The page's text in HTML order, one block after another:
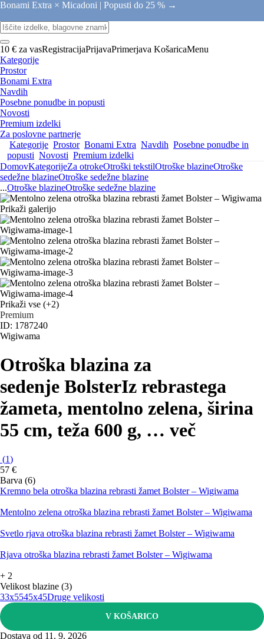
Bonami Extra × Micadoni | Popusti do 25 % →
10 € za vasRegistracijaPrijavaPrimerjava KošaricaMenu
Kategorije
Prostor
Bonami Extra
Navdih
Posebne ponudbe in popusti
Novosti
Premium izdelki
Za poslovne partnerje
Kategorije Prostor Bonami Extra Navdih Posebne ponudbe in
popusti Novosti Premium izdelki
DomovKategorijeZa otrokeOtroški tekstilOtroške blazineOtroške
sedežne blazineOtroške sedežne blazine
...Otroške blazineOtroške sedežne blazine
Prikaži galerijo
Prikaži vse (+2)
Premium
ID: 1787240
Wigiwama
Otroška blazina za
sedenje BolsterIz rebrastega
žameta, mentolno zelena, širina
55 cm, teža 600 g, … več
(1)
57 €
Barva (6)
Kremno bela otroška blazina rebrasti žamet Bolster – Wigiwama
Mentolno zelena otroška blazina rebrasti žamet Bolster – Wigiwama
Svetlo rjava otroška blazina rebrasti žamet Bolster – Wigiwama
Rjava otroška blazina rebrasti žamet Bolster – Wigiwama
+ 2
Velikost blazine (3)
33x5545x45Druge velikosti
V KOŠARICO
Dostava od 11. 9. 2026